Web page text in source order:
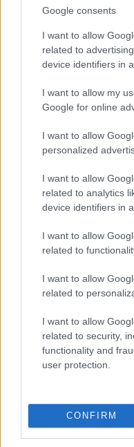
Google consents
I want to allow
related to
device identifiers in
I want to allow my
Google for online
I want to allow
personalized
I want to allow
related to analytics
device identifiers in
I want to allow
related to
I want to allow
related to
I want to allow
related to security,
functionality and
user protection.
CONFIRM
Eureka Bridged PAX
(PAXG)
Steakhouse EURCV
Morpho Vault
Epoch Island
(STINJ)
JDB
(FIBO)